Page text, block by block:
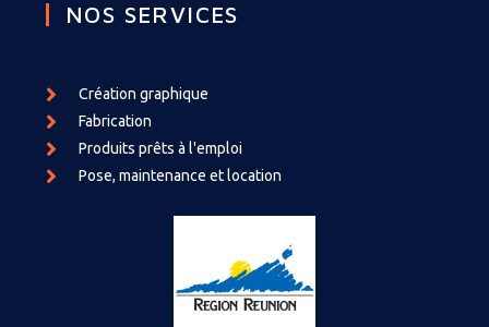
NOS SERVICES
Création graphique
Fabrication
Produits prêts à l'emploi
Pose, maintenance et location